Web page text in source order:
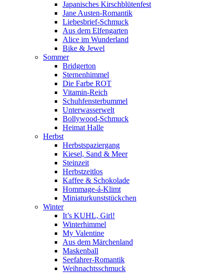
Japanisches Kirschblütenfest
Jane Austen-Romantik
Liebesbrief-Schmuck
Aus dem Elfengarten
Alice im Wunderland
Bike & Jewel
Sommer
Bridgerton
Sternenhimmel
Die Farbe ROT
Vitamin-Reich
Schuhfensterbummel
Unterwasserwelt
Bollywood-Schmuck
Heimat Halle
Herbst
Herbstspaziergang
Kiesel, Sand & Meer
Steinzeit
Herbstzeitlos
Kaffee & Schokolade
Hommage-á-Klimt
Miniaturkunststückchen
Winter
It’s KUHL, Girl!
Winterhimmel
My Valentine
Aus dem Märchenland
Maskenball
Seefahrer-Romantik
Weihnachtsschmuck